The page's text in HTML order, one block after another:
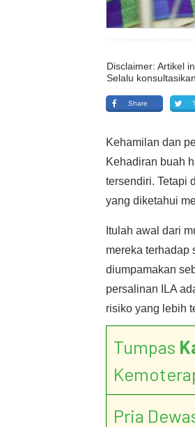
Disclaimer: Artikel
Selalu
Share
Kehamilan dan
Kehadiran buah
tersendiri. Tetapi
yang diketahui
Itulah awal dari
mereka terhadap
diumpamakan
persalinan ILA
risiko yang lebih
Tumpas
Pria